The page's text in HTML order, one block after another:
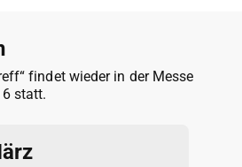
findet wieder in der Messe
statt.